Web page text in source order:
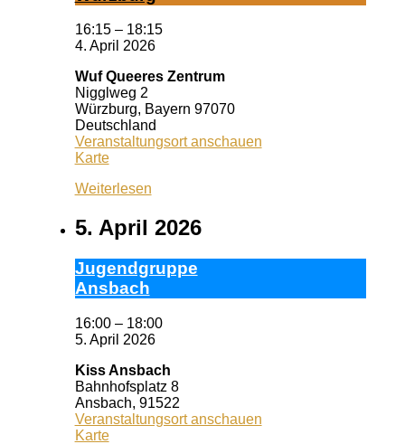
16:15 – 18:15
4. April 2026
Wuf Queeres Zentrum
Nigglweg 2
Würzburg, Bayern 97070
Deutschland
Veranstaltungsort anschauen
KarteWuf
Zentrum
Weiterlesen
5. April 2026
Ju­gend­grup­pe
Ans­bach
16:00 – 18:00
5. April 2026
Kiss Ansbach
Bahnhofsplatz 8
Ansbach, 91522
Veranstaltungsort anschauen
KarteKiss